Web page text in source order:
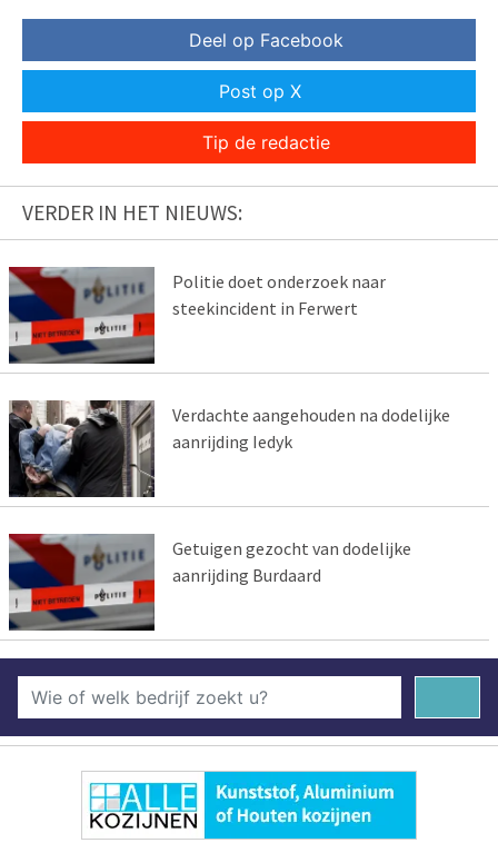
Deel op Facebook
Post op X
Tip de redactie
VERDER IN HET NIEUWS:
Politie doet onderzoek naar
steekincident in Ferwert
Verdachte aangehouden na dodelijke
aanrijding Iedyk
Getuigen gezocht van dodelijke
aanrijding Burdaard